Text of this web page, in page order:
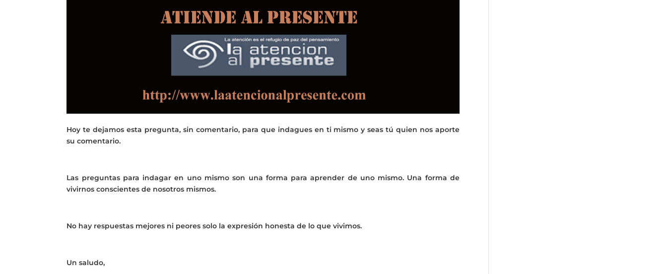
Hoy te dejamos esta pregunta, sin comentario, para que indagues en ti mismo y seas tú quien nos aporte
su comentario.
Las preguntas para indagar en uno mismo son una forma para aprender de uno mismo. Una forma de
vivirnos conscientes de nosotros mismos.
No hay respuestas mejores ni peores solo la expresión honesta de lo que vivimos.
Un saludo,